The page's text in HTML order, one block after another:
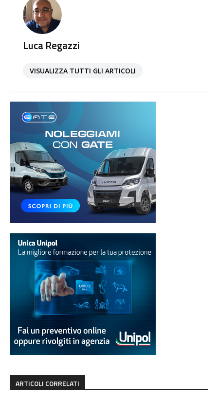
Luca Regazzi
VISUALIZZA TUTTI GLI ARTICOLI
ARTICOLI CORRELATI